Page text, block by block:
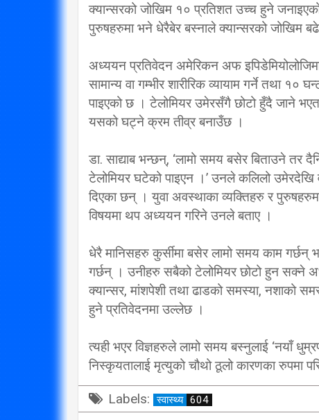
क्यान्सरको जोखिम १० प्रतिशत उच्च हुने
पुरुषहरुमा भने धेरैबेर बस्नाले क्यान्सरको जोखिम
अध्ययन प्रतिवेदन अमेरिकन अफ
सामान्य वा गम्भीर शारीरिक व्यायाम गर्ने तथा १०
पाइएको छ । टेलोमियर उमेरसँगै छोटो हुँदै जाने
यसको घट्ने क्रम तीव्र बनाउँछ ।
डा. साद्याब भन्छन्, ‘लामो समय बसेर बिताउने तर
टेलोमियर घटेको पाइएन ।’ उनले कलिलो उमेरदेखि
दिएका छन् । युवा अवस्थाका व्यक्तिहरु र पुरुषहरुमा
विषयमा थप अध्ययन गरिने उनले बताए ।
धेरै मानिसहरु कुर्सीमा बसेर लामो समय काम गर्छन्
गर्छन् । उनीहरु सबैको टेलोमियर छोटो हुन सक्ने
क्यान्सर, मांशपेशी तथा ढाडको समस्या, नशाको
हुने प्रतिवेदनमा उल्लेछ ।
त्यही भएर विज्ञहरुले लामो समय बस्नुलाई ‘नयाँ
निस्कृयतालाई मृत्युको चौथो ठूलो कारणका रुपमा
Labels: स्वास्थ्य 604